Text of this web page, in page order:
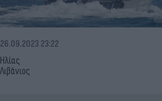
Ηλίας
Λιβάνιος
26.09.2023 23:22